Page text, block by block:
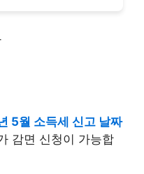
5월 소득세 신고 날짜
감면 신청이 가능합